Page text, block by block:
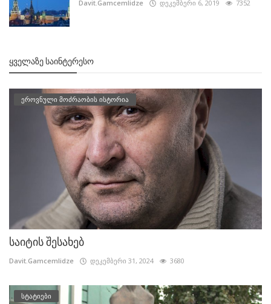
Davit.Gamcemlidze დეკემბერი 6, 2019 7352
ᲧᲕᲔᲚᲐᲖᲔ ᲡᲐᲘᲜᲢᲔᲠᲔᲡᲝ
ეროვნული მოძრაობის ისტორია
საიტის შესახებ
Davit.Gamcemlidze დეკემბერი 31, 2024 3680
სტატიები